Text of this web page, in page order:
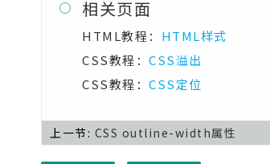
 相关页面
HTML教程： HTML样式
CSS教程： CSS溢出
CSS教程： CSS定位
上一节: CSS outline-width属性